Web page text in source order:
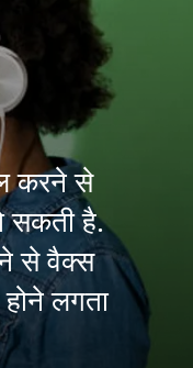
करने से
सकती है.
से वैक्स
लगता